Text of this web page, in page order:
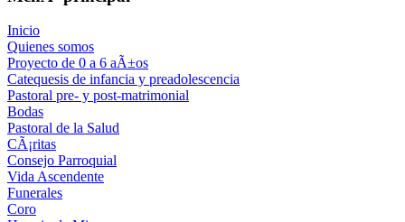
Inicio
Quienes somos
Proyecto de 0 a 6 aÃ±os
Catequesis de infancia y preadolescencia
Pastoral pre- y post-matrimonial
Bodas
Pastoral de la Salud
CÃ¡ritas
Consejo Parroquial
Vida Ascendente
Funerales
Coro